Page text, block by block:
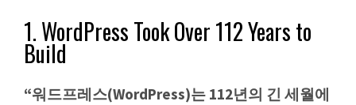
1. WordPress Took Over 112 Years to
Build
“워드프레스(WordPress)는 112년의 긴 세월에